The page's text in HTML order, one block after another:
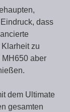
dass
zu
aber
dem Ultimate
gesamten